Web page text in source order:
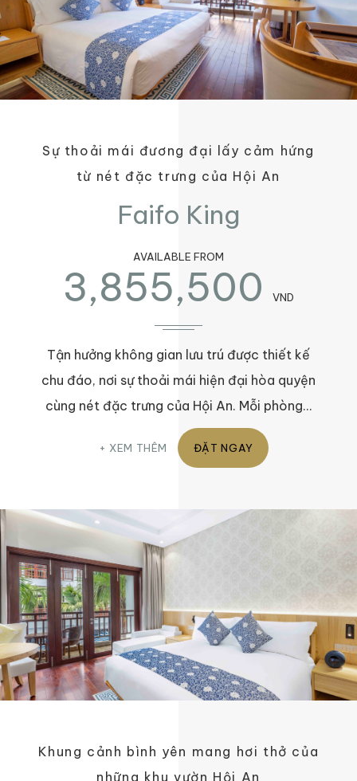
Sự thoải mái đương đại lấy cảm hứng
từ nét đặc trưng của Hội An
Faifo King
AVAILABLE FROM
3,855,500 VND
Tận hưởng không gian lưu trú được thiết kế
chu đáo, nơi sự thoải mái hiện đại hòa quyện
cùng nét đặc trưng của Hội An. Mỗi phòng…
XEM THÊM ĐẶT NGAY
Khung cảnh bình yên mang hơi thở của
những khu vườn Hội An